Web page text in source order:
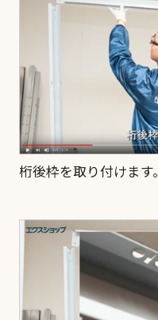
桁後枠を取り付けます。